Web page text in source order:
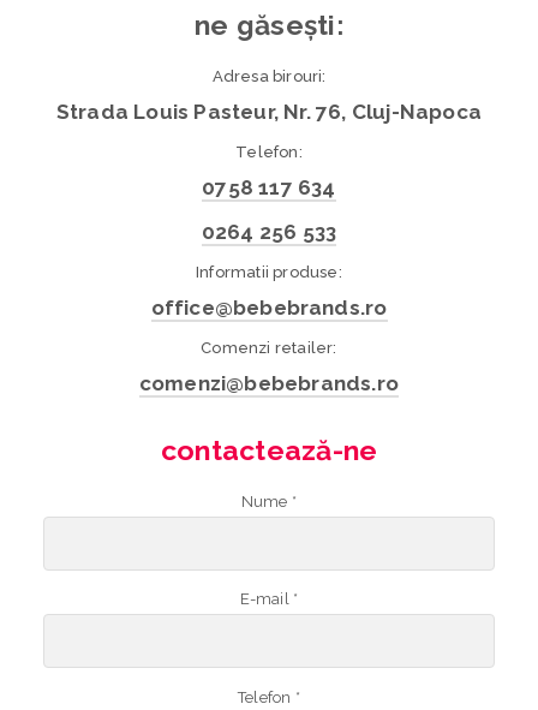
ne găsești:
Adresa birouri:
Strada Louis Pasteur, Nr. 76, Cluj-Napoca
Telefon:
0758 117 634
0264 256 533
Informatii produse:
office@bebebrands.ro
Comenzi retailer:
comenzi@bebebrands.ro
contactează-ne
Nume *
E-mail *
Telefon *